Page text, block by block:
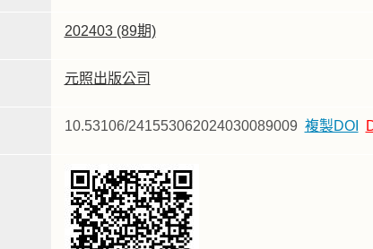
202403 (89期)
元照出版公司
10.53106/241553062024030089009 複製DOI